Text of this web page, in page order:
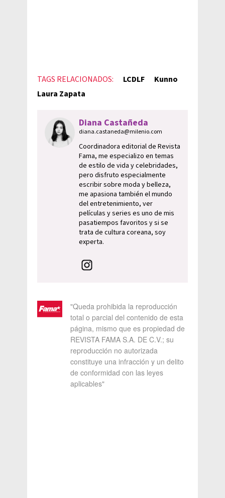
TAGS RELACIONADOS: LCDLF
Kunno
Laura Zapata
Diana Castañeda
diana.castaneda@milenio.com
Coordinadora editorial de Revista
Fama, me especializo en temas
de estilo de vida y celebridades,
pero disfruto especialmente
escribir sobre moda y belleza,
me apasiona también el mundo
del entretenimiento, ver
películas y series es uno de mis
pasatiempos favoritos y si se
trata de cultura coreana, soy
experta.
"Queda prohibida la reproducción
total o parcial del contenido de esta
página, mismo que es propiedad de
REVISTA FAMA S.A. DE C.V.; su
reproducción no autorizada
constituye una infracción y un delito
de conformidad con las leyes
aplicables"